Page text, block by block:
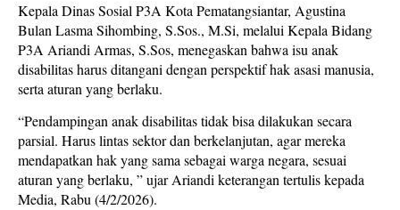
Kepala Dinas Sosial P3A Kota Pematangsiantar, Agustina
Bulan Lasma Sihombing, S.Sos., M.Si, melalui Kepala Bidang
P3A Ariandi Armas, S.Sos, menegaskan bahwa isu anak
disabilitas harus ditangani dengan perspektif hak asasi manusia,
serta aturan yang berlaku.
“Pendampingan anak disabilitas tidak bisa dilakukan secara
parsial. Harus lintas sektor dan berkelanjutan, agar mereka
mendapatkan hak yang sama sebagai warga negara, sesuai
aturan yang berlaku, ” ujar Ariandi keterangan tertulis kepada
Media, Rabu (4/2/2026).